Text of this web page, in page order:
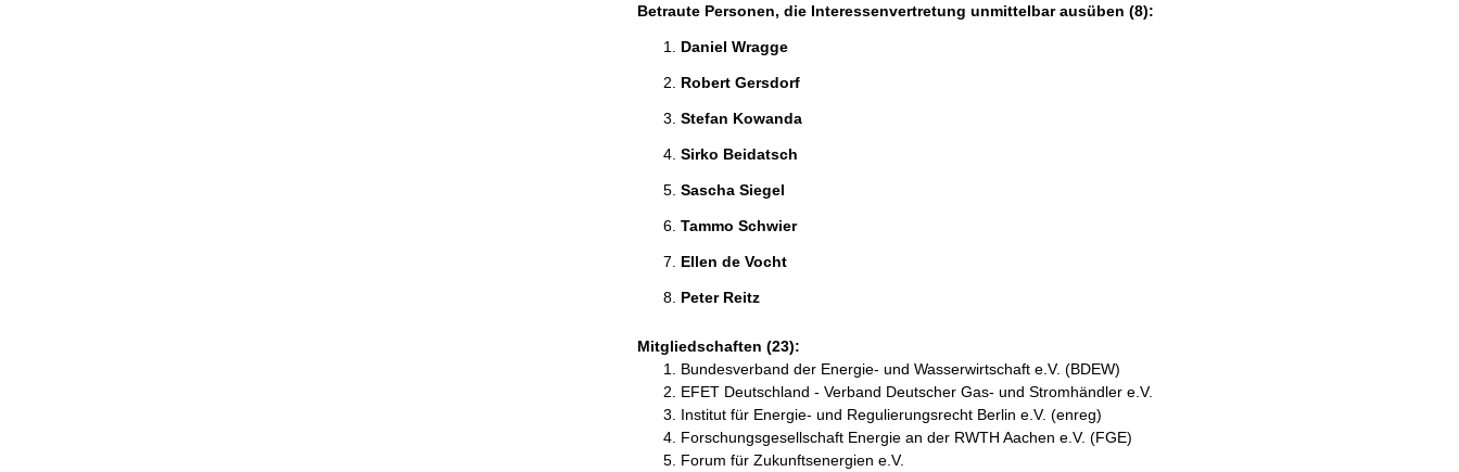
Betraute Personen, die Interessenvertretung unmittelbar ausüben (8):
Daniel Wragge
Robert Gersdorf
Stefan Kowanda
Sirko Beidatsch
Sascha Siegel
Tammo Schwier
Ellen de Vocht
Peter Reitz
Mitgliedschaften (23):
Bundesverband der Energie- und Wasserwirtschaft e.V. (BDEW)
EFET Deutschland - Verband Deutscher Gas- und Stromhändler e.V.
Institut für Energie- und Regulierungsrecht Berlin e.V. (enreg)
Forschungsgesellschaft Energie an der RWTH Aachen e.V. (FGE)
Forum für Zukunftsenergien e.V.